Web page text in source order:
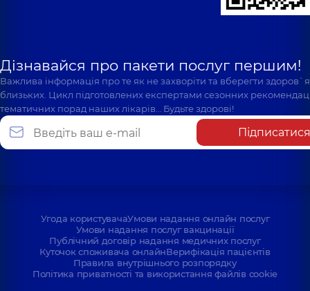
Дізнавайся про пакети послуг першим!
Важлива інформація про те як не захворіти та вберегти
близьких. Цикл підготовлених експертами сезонних
тематичних порад наших лікарів… Будьте здорові!
Підписатися
Угода користувачаУмови надання онлайн послуг
Умови надання послуг вакцинації
Публічний договір надання медичних послуг
Куточок споживача онлайнВерифікація пацієнтів
Правила внутрішнього розпорядку
Політика приватності та використання файлів cookie